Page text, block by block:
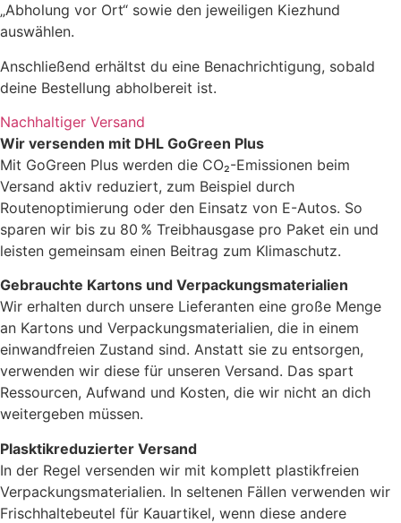
„Abholung vor Ort“ sowie den jeweiligen Kiezhund
auswählen.
Anschließend erhältst du eine Benachrichtigung, sobald
deine Bestellung abholbereit ist.
Nachhaltiger Versand
Wir versenden mit DHL GoGreen Plus
Mit GoGreen Plus werden die CO₂-Emissionen beim
Versand aktiv reduziert, zum Beispiel durch
Routenoptimierung oder den Einsatz von E-Autos. So
sparen wir bis zu 80 % Treibhausgase pro Paket ein und
leisten gemeinsam einen Beitrag zum Klimaschutz.
Gebrauchte Kartons und Verpackungsmaterialien
Wir erhalten durch unsere Lieferanten eine große Menge
an Kartons und Verpackungsmaterialien, die in einem
einwandfreien Zustand sind. Anstatt sie zu entsorgen,
verwenden wir diese für unseren Versand. Das spart
Ressourcen, Aufwand und Kosten, die wir nicht an dich
weitergeben müssen.
Plasktikreduzierter Versand
In der Regel versenden wir mit komplett plastikfreien
Verpackungsmaterialien. In seltenen Fällen verwenden wir
Frischhaltebeutel für Kauartikel, wenn diese andere